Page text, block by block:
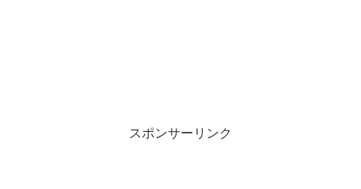
スポンサーリンク